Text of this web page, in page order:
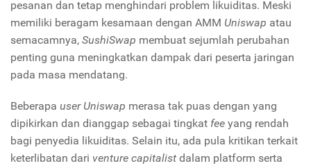
pesanan dan tetap menghindari problem likuiditas. Meski
memiliki beragam kesamaan dengan AMM Uniswap atau
semacamnya, SushiSwap membuat sejumlah perubahan
penting guna meningkatkan dampak dari peserta jaringan
pada masa mendatang.
Beberapa user Uniswap merasa tak puas dengan yang
dipikirkan dan dianggap sebagai tingkat fee yang rendah
bagi penyedia likuiditas. Selain itu, ada pula kritikan terkait
keterlibatan dari venture capitalist dalam platform serta